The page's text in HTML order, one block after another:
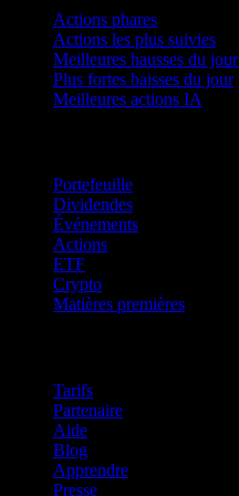
Actions phares
Actions les plus suivies
Meilleures hausses du jour
Plus fortes baisses du jour
Meilleures actions IA
Portefeuille
Dividendes
Événements
Actions
ETF
Crypto
Matières premières
Tarifs
Partenaire
Aide
Blog
Apprendre
Presse